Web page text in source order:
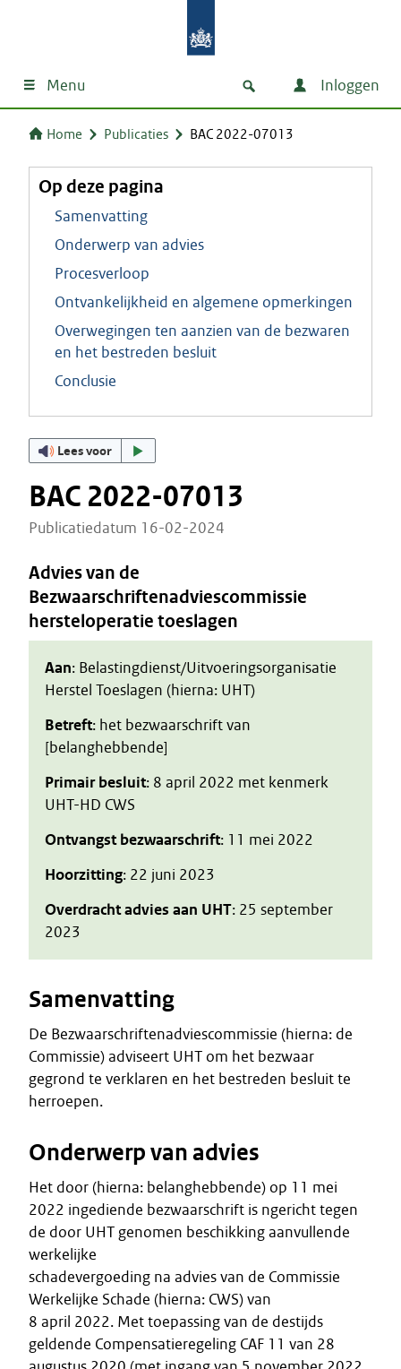
Menu Inloggen
Home Publicaties BAC 2022-07013
Op deze pagina
Samenvatting
Onderwerp van advies
Procesverloop
Ontvankelijkheid en algemene opmerkingen
Overwegingen ten aanzien van de bezwaren
en het bestreden besluit
Conclusie
Lees voor
BAC 2022-07013
Publicatiedatum 16-02-2024
Advies van de
Bezwaarschriftenadviescommissie
hersteloperatie toeslagen
Aan: Belastingdienst/Uitvoeringsorganisatie
Herstel Toeslagen (hierna: UHT)
Betreft: het bezwaarschrift van
[belanghebbende]
Primair besluit: 8 april 2022 met kenmerk
UHT-HD CWS
Ontvangst bezwaarschrift: 11 mei 2022
Hoorzitting: 22 juni 2023
Overdracht advies aan UHT: 25 september
2023
Samenvatting
De Bezwaarschriftenadviescommissie (hierna: de
Commissie) adviseert UHT om het bezwaar
gegrond te verklaren en het bestreden besluit te
herroepen.
Onderwerp van advies
Het door (hierna: belanghebbende) op 11 mei
2022 ingediende bezwaarschrift is ngericht tegen
de door UHT genomen beschikking aanvullende
werkelijke
schadevergoeding na advies van de Commissie
Werkelijke Schade (hierna: CWS) van
8 april 2022. Met toepassing van de destijds
geldende Compensatieregeling CAF 11 van 28